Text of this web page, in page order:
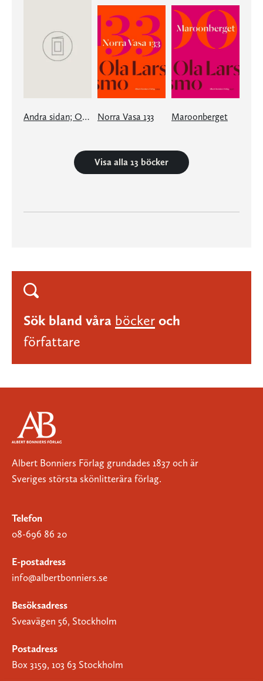
Andra sidan; Om skrivande Norra Vasa 133 Maroonberget
Visa alla 13 böcker
Sök bland våra böcker och
författare
Albert Bonniers Förlag grundades 1837 och är
Sveriges största skönlitterära förlag.
Telefon
08-696 86 20
E-postadress
info@albertbonniers.se
Besöksadress
Sveavägen 56, Stockholm
Postadress
Box 3159, 103 63 Stockholm